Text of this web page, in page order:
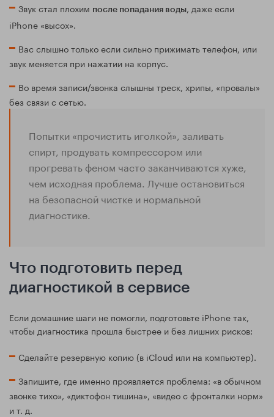
Звук стал плохим после попадания воды, даже если
iPhone «высох».
Вас слышно только если сильно прижимать телефон, или
звук меняется при нажатии на корпус.
Во время записи/звонка слышны треск, хрипы, «провалы»
без связи с сетью.
Попытки «прочистить иголкой», заливать
спирт, продувать компрессором или
прогревать феном часто заканчиваются хуже,
чем исходная проблема. Лучше остановиться
на безопасной чистке и нормальной
диагностике.
Что подготовить перед
диагностикой в сервисе
Если домашние шаги не помогли, подготовьте iPhone так,
чтобы диагностика прошла быстрее и без лишних рисков:
Сделайте резервную копию (в iCloud или на компьютер).
Запишите, где именно проявляется проблема: «в обычном
звонке тихо», «диктофон тишина», «видео с фронталки норм»
и т. д.